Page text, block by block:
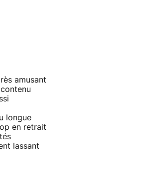
amusant
longue
en retrait
lassant